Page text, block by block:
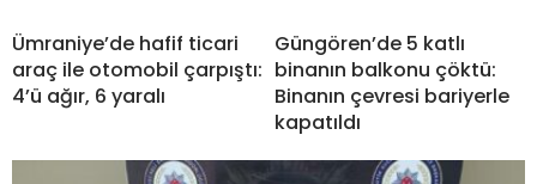
Ümraniye’de hafif ticari
araç ile otomobil çarpıştı:
4’ü ağır, 6 yaralı
Güngören’de 5 katlı
binanın balkonu çöktü:
Binanın çevresi bariyerle
kapatıldı